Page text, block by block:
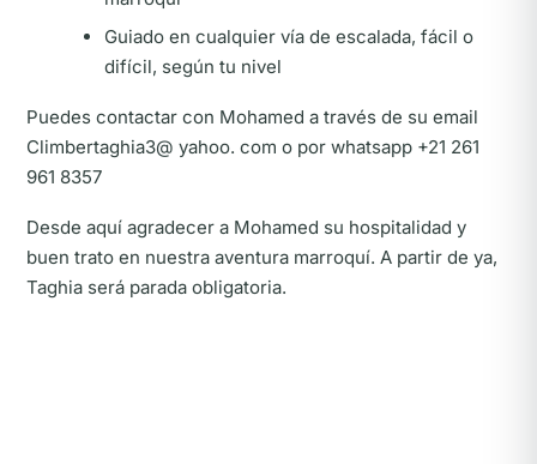
Guiado en cualquier vía de escalada, fácil o
difícil, según tu nivel
Puedes contactar con Mohamed a través de su email
Climbertaghia3@ yahoo. com o por whatsapp +21 261
961 8357
Desde aquí agradecer a Mohamed su hospitalidad y
buen trato en nuestra aventura marroquí. A partir de ya,
Taghia será parada obligatoria.